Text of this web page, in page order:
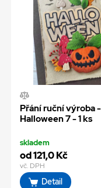
Přání ruční výroba -
Halloween 7 - 1 ks
skladem
od 121,0 Kč
vč. DPH
Detail